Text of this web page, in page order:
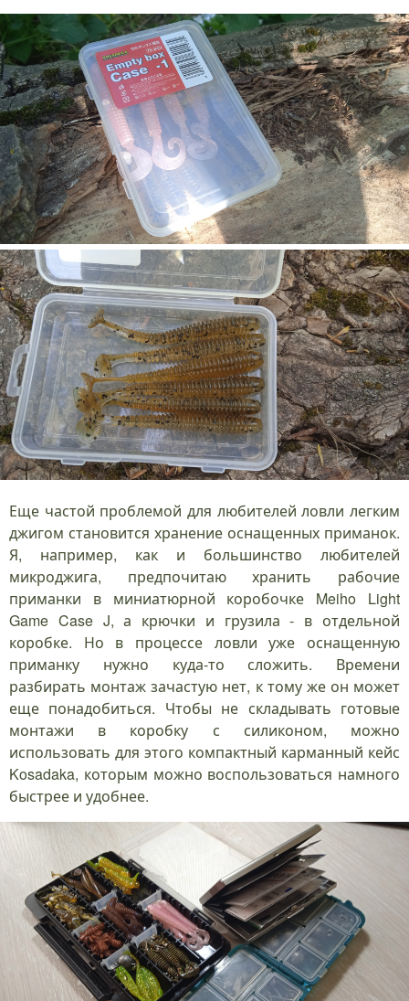
Еще частой проблемой для любителей ловли легким
джигом становится хранение оснащенных приманок.
Я, например, как и большинство любителей
микроджига, предпочитаю хранить рабочие
приманки в миниатюрной коробочке Meiho Light
Game Case J, а крючки и грузила - в отдельной
коробке. Но в процессе ловли уже оснащенную
приманку нужно куда-то сложить. Времени
разбирать монтаж зачастую нет, к тому же он может
еще понадобиться. Чтобы не складывать готовые
монтажи в коробку с силиконом, можно
использовать для этого компактный карманный кейс
Kosadaka, которым можно воспользоваться намного
быстрее и удобнее.